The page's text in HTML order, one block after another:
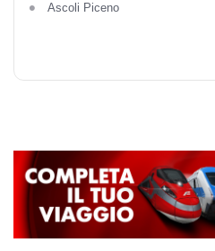
Ascoli Piceno